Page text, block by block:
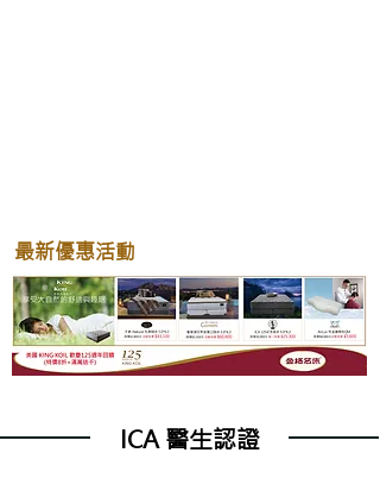
最新優惠活動
ICA 醫生認證